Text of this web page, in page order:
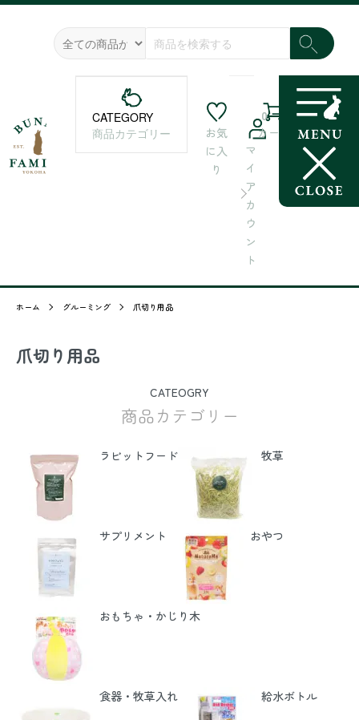
CATEGORY
商品カテゴリー
お気
に入
り
マ
イ
ア
カ
ウ
ン
ト
カート
0
ホーム グルーミング 爪切り用品
爪切り用品
CATEOGRY
商品カテゴリー
ラビットフード 牧草
サプリメント おやつ
おもちゃ・かじり木
食器・牧草入れ 給水ボトル